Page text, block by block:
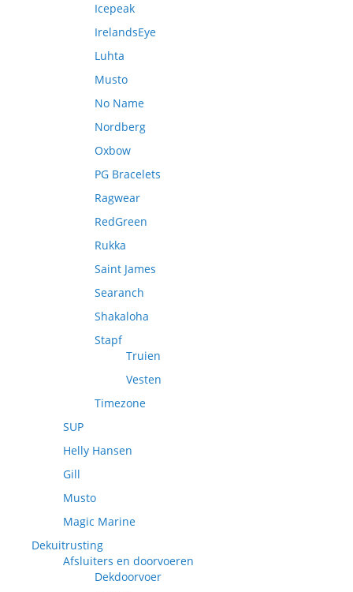
Icepeak
IrelandsEye
Luhta
Musto
No Name
Nordberg
Oxbow
PG Bracelets
Ragwear
RedGreen
Rukka
Saint James
Searanch
Shakaloha
Stapf
Truien
Vesten
Timezone
SUP
Helly Hansen
Gill
Musto
Magic Marine
Dekuitrusting
Afsluiters en doorvoeren
Dekdoorvoer